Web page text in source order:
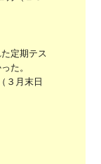
定期テス
た。
３月末日